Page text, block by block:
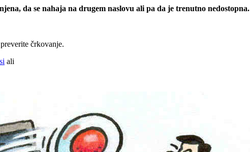
da se nahaja na drugem naslovu ali pa da je trenutno nedostopna.
črkovanje.
ali